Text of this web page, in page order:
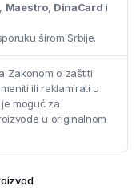
, Maestro, DinaCard i
širom Srbije.
Zakonom o zaštiti
ili reklamirati u
moguć za
u originalnom